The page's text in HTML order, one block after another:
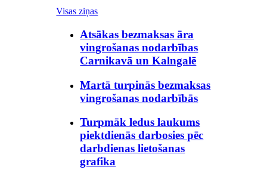
Visas ziņas
Atsākas bezmaksas āra
vingrošanas nodarbības
Carnikavā un Kalngalē
Martā turpinās bezmaksas
vingrošanas nodarbībās
Turpmāk ledus laukums
piektdienās darbosies pēc
darbdienas lietošanas
grafika